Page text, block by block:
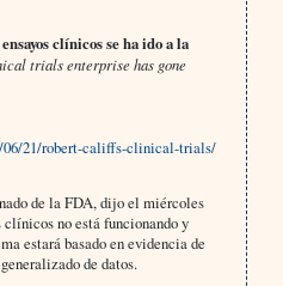
clínicos se ha ido a la
trials enterprise has gone
06/21/robert-califfs-clinical-trials/
de la FDA, dijo el miércoles
no está funcionando y
estará basado en evidencia de
de datos.